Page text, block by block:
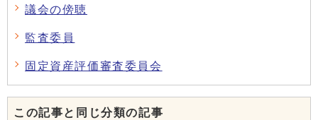
議会の傍聴
監査委員
固定資産評価審査委員会
この記事と同じ分類の記事